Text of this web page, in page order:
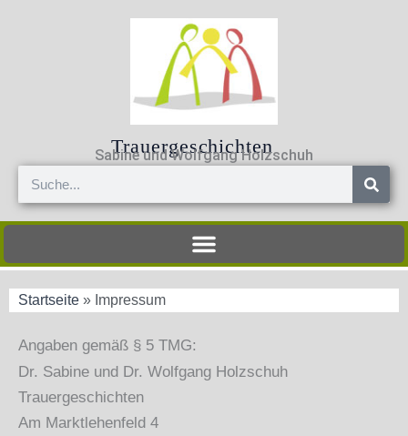
Trauergeschichten
Sabine und Wolfgang Holzschuh
Startseite » Impressum
Angaben gemäß § 5 TMG:
Dr. Sabine und Dr. Wolfgang Holzschuh
Trauergeschichten
Am Marktlehenfeld 4